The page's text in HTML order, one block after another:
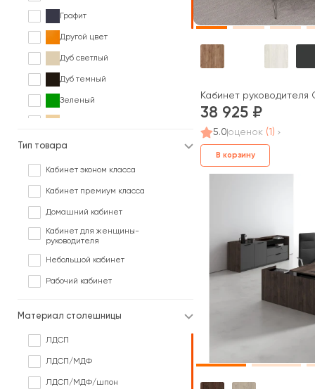
Графит
Другой цвет
Дуб светлый
Дуб темный
Зеленый
Орех
Тип товара
Кабинет эконом класса
Кабинет премиум класса
Домашний кабинет
Кабинет для женщины-
руководителя
Небольшой кабинет
Рабочий кабинет
Материал столешницы
ЛДСП
ЛДСП/МДФ
ЛДСП/МДФ/шпон
Кабинет
38 925
5.0оценок (1)
В корзину